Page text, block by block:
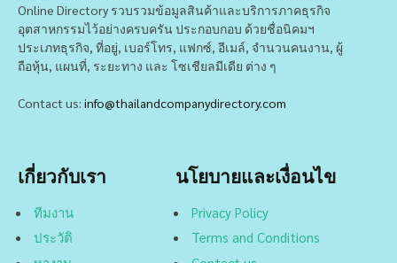
Online Directory รวบรวมข้อมูลสินค้าและบริการภาคธุรกิจ
อุตสาหกรรมไว้อย่างครบครัน ประกอบกอบ ด้วยชื่อนิคมฯ
ประเภทธุรกิจ, ที่อยู่, เบอร์โทร, แฟกซ์, อีเมล์, จำนวนคนงาน, ผู้
ถือหุ้น, แผนที่, ระยะทาง และ โซเชียลมีเดีย ต่าง ๆ
Contact us: info@thailandcompanydirectory.com
เกี่ยวกับเรา
ทีมงาน
ประวัติ
นโยบายและเงื่อนไข
Privacy Policy
Terms and Conditions